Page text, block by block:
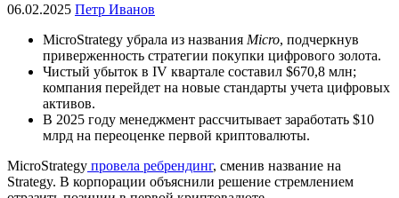
06.02.2025 Петр Иванов
MicroStrategy убрала из названия Micro, подчеркнув
приверженность стратегии покупки цифрового золота.
Чистый убыток в IV квартале составил $670,8 млн;
компания перейдет на новые стандарты учета цифровых
активов.
В 2025 году менеджмент рассчитывает заработать $10
млрд на переоценке первой криптовалюты.
MicroStrategy провела ребрендинг, сменив название на
Strategy. В корпорации объяснили решение стремлением